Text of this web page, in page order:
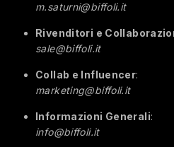
m.saturni@biffoli.it
Rivenditori e
sale@biffoli.it
Collab e Influencer:
marketing@biffoli.it
Informazioni Generali:
info@biffoli.it